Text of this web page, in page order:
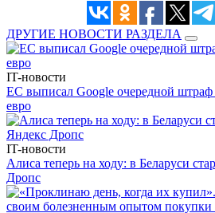
ДРУГИЕ НОВОСТИ РАЗДЕЛА
IT-новости
ЕС выписал Google очередной штраф
евро
IT-новости
Алиса теперь на ходу: в Беларуси
Дропс